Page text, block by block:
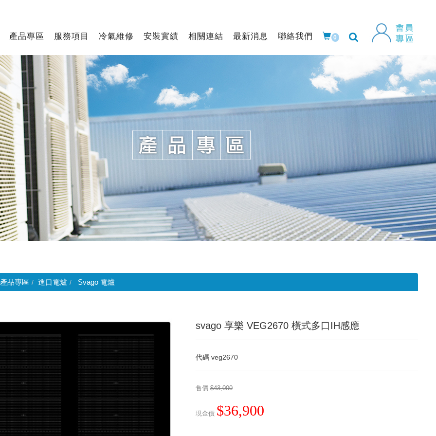
產品專區 服務項目 冷氣維修 安裝實績 相關連結 最新消息 聯絡我們 0
產品專區 進口電爐 Svago 電爐
svago 享樂 VEG2670 橫式多口IH感應
代碼 veg2670
售價 $43,000
現金價 $36,900